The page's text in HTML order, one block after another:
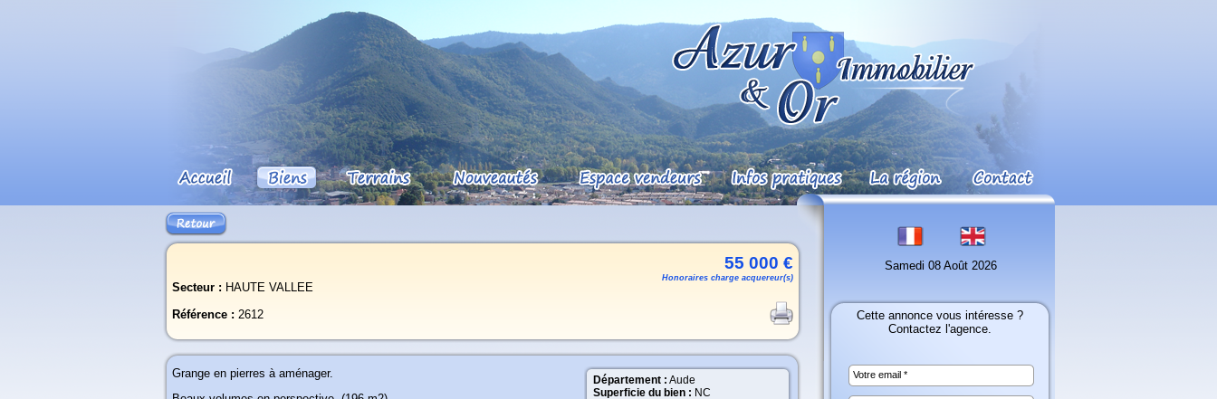
55 000 €
Honoraires charge acquereur(s)
Secteur : HAUTE VALLEE
Référence : 2612
Département : Aude
Superficie du bien : NC
Grange en pierres à aménager.
Samedi 08 Août 2026
Cette annonce vous intéresse ?
Contactez l'agence.